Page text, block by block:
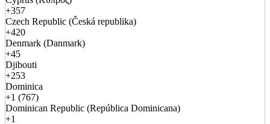
+357
Czech Republic (Česká republika)
+420
Denmark (Danmark)
+45
Djibouti
+253
Dominica
+1 (767)
Dominican Republic (República Dominicana)
+1